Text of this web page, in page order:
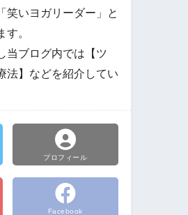
笑いヨガリーダー」と
。
当ブログ内では【ツ
法】などを紹介してい
プロフィール
Facebook